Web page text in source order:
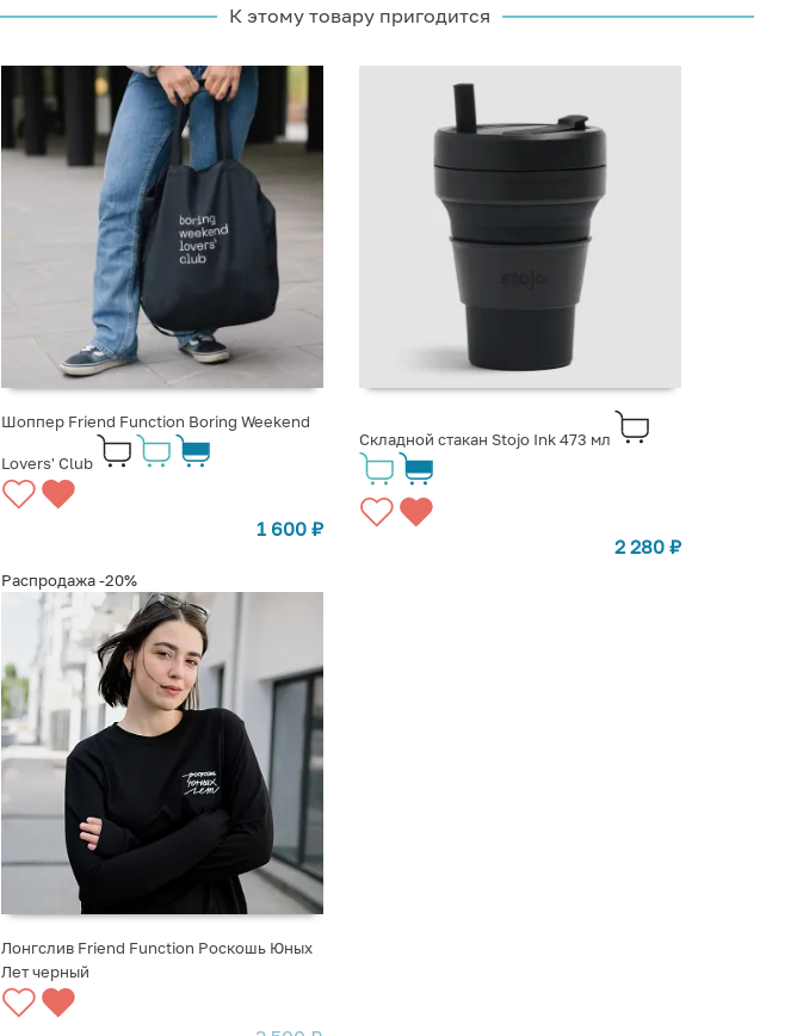
К этому товару пригодится
Шоппер Friend Function Boring Weekend
Lovers' Club
1 600 ₽
Складной стакан Stojo Ink 473 мл
2 280 ₽
Распродажа -20%
ВЫБРАТЬ ВАРИАНТЫ
Лонгслив Friend Function Роскошь Юных
Лет черный